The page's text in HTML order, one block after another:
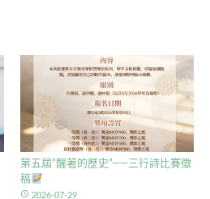
第五屆”醒著的歷史”——三行詩比賽徵
稿
access_time 2026-07-29